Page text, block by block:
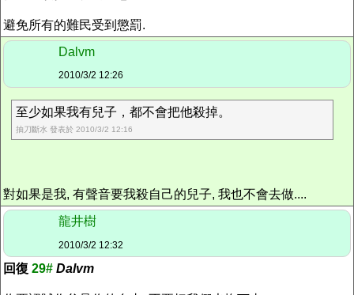
避免所有的難民受到懲罰.
Dalvm
2010/3/2 12:26
至少如果我有兒子，都不會把他殺掉。
抽刀斷水 發表於 2010/3/2 12:16
對如果是我, 有聲音要我殺自己的兒子, 我也不會去做....
龍井樹
2010/3/2 12:32
回復 29# Dalvm